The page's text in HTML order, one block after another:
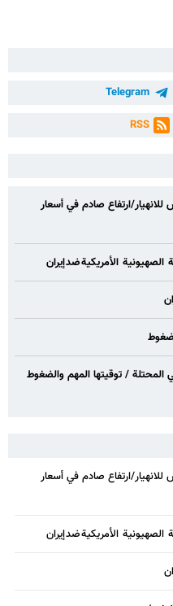
Telegram
RSS
ارتفاع صادم في أسعار
الأمريكية ضد إيران
المحتلة / توقيتها المهم والضغوط
ارتفاع صادم في أسعار
الأمريكية ضد إيران